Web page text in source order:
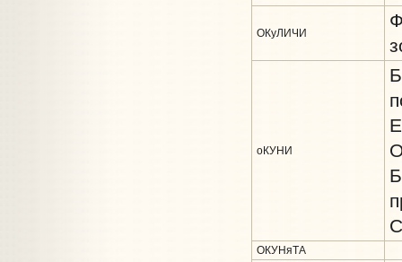
ОКуЛИЧИ
оКУНИ
ОКУНяТА